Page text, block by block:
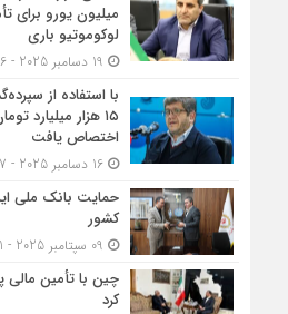
لوکوموتیو باری
با استفاده از
۱۵ هزار
اختصاص یافت
16 دسامبر 2025 - 20:47
حمایت بانک ملی
کشور
چین با تأمین مالی
کرد